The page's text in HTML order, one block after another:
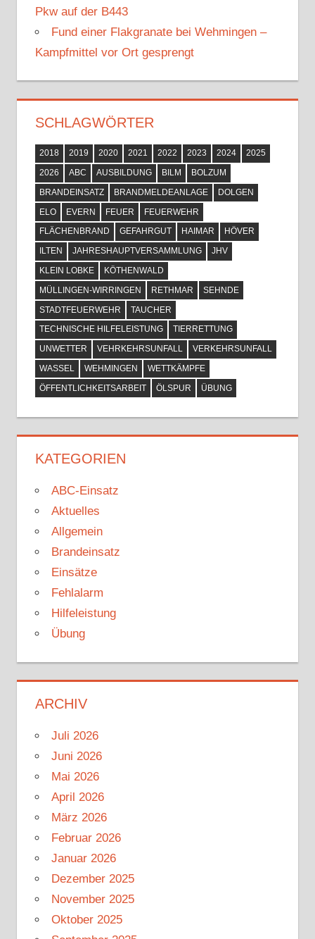
Pkw auf der B443
Fund einer Flakgranate bei Wehmingen –
Kampfmittel vor Ort gesprengt
SCHLAGWÖRTER
2018 2019 2020 2021 2022 2023 2024
2025
2026
ABC AUSBILDUNG BILM
BOLZUM
BRANDEINSATZ
BRANDMELDEANLAGE
DOLGEN
ELO
EVERN FEUER
FEUERWEHR
FLÄCHENBRAND
GEFAHRGUT HAIMAR
HÖVER
ILTEN
JAHRESHAUPTVERSAMMLUNG
JHV
KLEIN LOBKE
KÖTHENWALD
MÜLLINGEN-WIRRINGEN
RETHMAR
SEHNDE
STADTFEUERWEHR
TAUCHER
TECHNISCHE HILFELEISTUNG
TIERRETTUNG
UNWETTER
VEHRKEHRSUNFALL
VERKEHRSUNFALL
WASSEL
WEHMINGEN
WETTKÄMPFE
ÖFFENTLICHKEITSARBEIT
ÖLSPUR ÜBUNG
KATEGORIEN
ABC-Einsatz
Aktuelles
Allgemein
Brandeinsatz
Einsätze
Fehlalarm
Hilfeleistung
Übung
ARCHIV
Juli 2026
Juni 2026
Mai 2026
April 2026
März 2026
Februar 2026
Januar 2026
Dezember 2025
November 2025
Oktober 2025